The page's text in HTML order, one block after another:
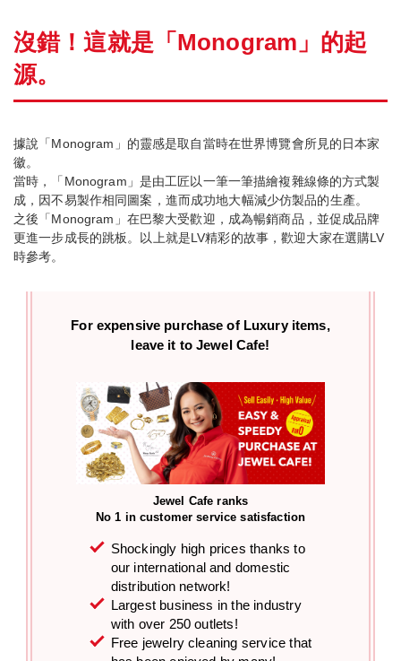
沒錯！這就是「Monogram」的起
源。
據說「Monogram」的靈感是取自當時在世界博覽會所見的日本家
徽。
當時，「Monogram」是由工匠以一筆一筆描繪複雜線條的方式製
成，因不易製作相同圖案，進而成功地大幅減少仿製品的生產。
之後「Monogram」在巴黎大受歡迎，成為暢銷商品，並促成品牌
更進一步成長的跳板。以上就是LV精彩的故事，歡迎大家在選購LV
時參考。
For expensive purchase of Luxury items,
leave it to Jewel Cafe!
Jewel Cafe ranks
No 1 in customer service satisfaction
Shockingly high prices thanks to
our international and domestic
distribution network!
Largest business in the industry
with over 250 outlets!
Free jewelry cleaning service that